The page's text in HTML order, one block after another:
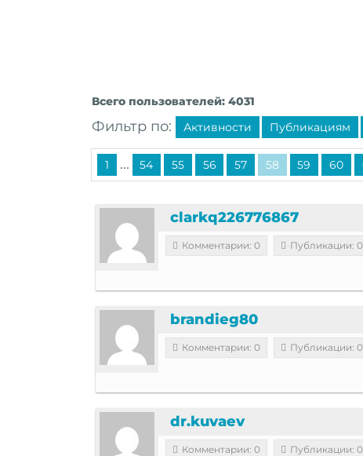
Всего пользователей: 4031
Фильтр по: Активности Публикациям
1 ... 54 55 56 57 58 59 60
clarkq226776867
Комментарии: 0 Публикации: 0
brandieg80
Комментарии: 0 Публикации: 0
dr.kuvaev
Комментарии: 0 Публикации: 0